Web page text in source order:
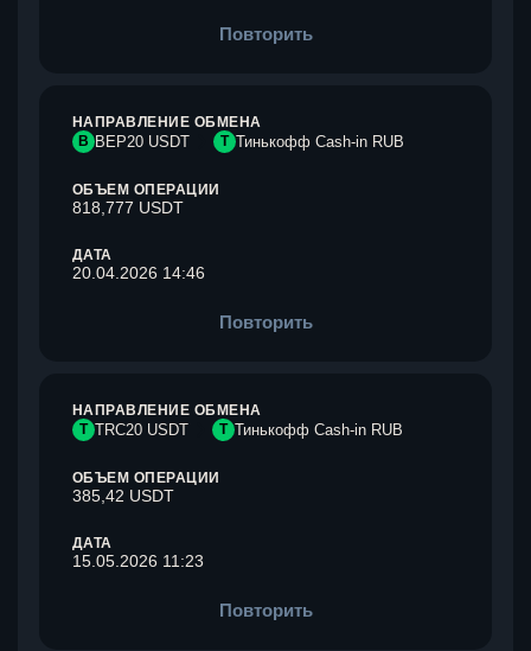
Повторить
НАПРАВЛЕНИЕ ОБМЕНА
B BEP20 USDT Т Тинькофф Cash-in RUB
ОБЪЕМ ОПЕРАЦИИ
818,777 USDT
ДАТА
20.04.2026 14:46
Повторить
НАПРАВЛЕНИЕ ОБМЕНА
T TRC20 USDT Т Тинькофф Cash-in RUB
ОБЪЕМ ОПЕРАЦИИ
385,42 USDT
ДАТА
15.05.2026 11:23
Повторить